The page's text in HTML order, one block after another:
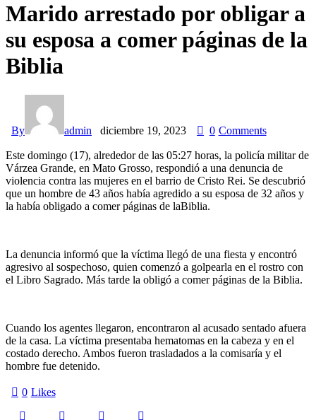
Marido arrestado por obligar a
su esposa a comer páginas de la
Biblia
By admin diciembre 19, 2023 0 Comments
Este domingo (17), alrededor de las 05:27 horas, la policía militar de
Várzea Grande, en Mato Grosso, respondió a una denuncia de
violencia contra las mujeres en el barrio de Cristo Rei. Se descubrió
que un hombre de 43 años había agredido a su esposa de 32 años y
la había obligado a comer páginas de laBiblia.
La denuncia informó que la víctima llegó de una fiesta y encontró
agresivo al sospechoso, quien comenzó a golpearla en el rostro con
el Libro Sagrado. Más tarde la obligó a comer páginas de la Biblia.
Cuando los agentes llegaron, encontraron al acusado sentado afuera
de la casa. La víctima presentaba hematomas en la cabeza y en el
costado derecho. Ambos fueron trasladados a la comisaría y el
hombre fue detenido.
0 Likes